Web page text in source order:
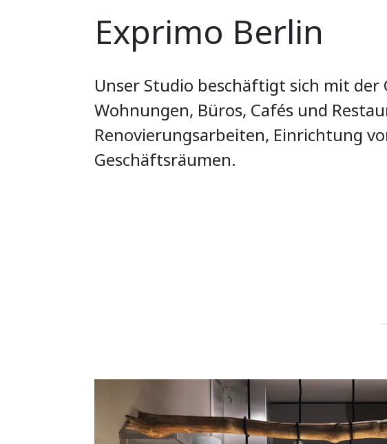
Exprimo Berlin
Unser Studio beschäftigt sich mit der
Wohnungen, Büros, Cafés und
Renovierungsarbeiten, Einrichtung
Geschäftsräumen.